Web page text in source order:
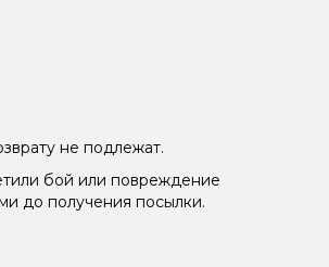
не подлежат.
бой или повреждение
до получения посылки.